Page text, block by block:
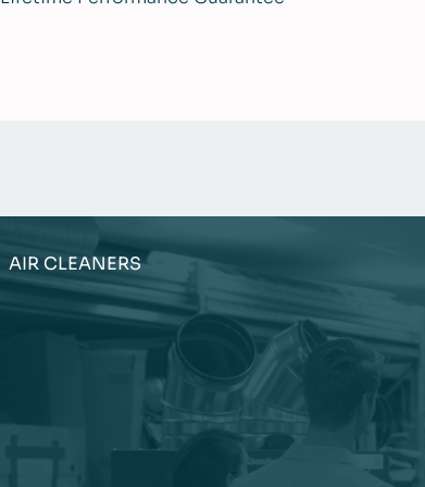
AIR CLEANERS